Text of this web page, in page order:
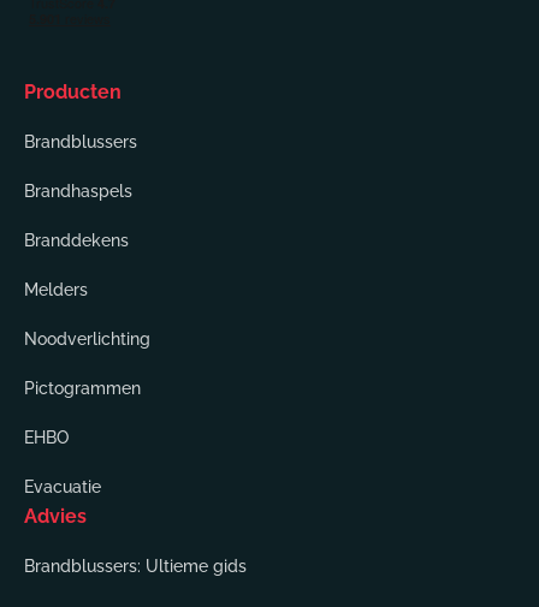
Producten
Brandblussers
Brandhaspels
Branddekens
Melders
Noodverlichting
Pictogrammen
EHBO
Evacuatie
Advies
Brandblussers: Ultieme gids